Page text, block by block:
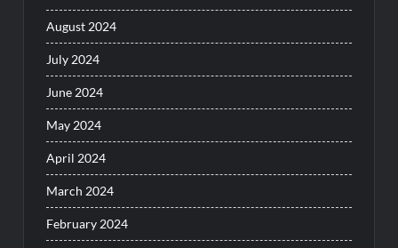
August 2024
July 2024
June 2024
May 2024
April 2024
March 2024
February 2024